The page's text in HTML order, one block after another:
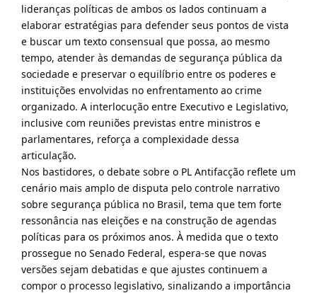
lideranças políticas de ambos os lados continuam a
elaborar estratégias para defender seus pontos de vista
e buscar um texto consensual que possa, ao mesmo
tempo, atender às demandas de segurança pública da
sociedade e preservar o equilíbrio entre os poderes e
instituições envolvidas no enfrentamento ao crime
organizado. A interlocução entre Executivo e Legislativo,
inclusive com reuniões previstas entre ministros e
parlamentares, reforça a complexidade dessa
articulação.
Nos bastidores, o debate sobre o PL Antifacção reflete um
cenário mais amplo de disputa pelo controle narrativo
sobre segurança pública no Brasil, tema que tem forte
ressonância nas eleições e na construção de agendas
políticas para os próximos anos. À medida que o texto
prossegue no Senado Federal, espera-se que novas
versões sejam debatidas e que ajustes continuem a
compor o processo legislativo, sinalizando a importância